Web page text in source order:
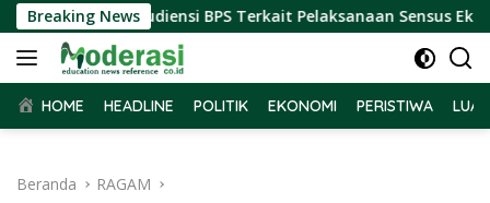
Langsung
ke
konten
Breaking News
Terima Audiensi BPS Terkait Pelaksanaan Sensus Ekonomi
HOME HEADLINE POLITIK EKONOMI PERISTIWA
Beranda RAGAM